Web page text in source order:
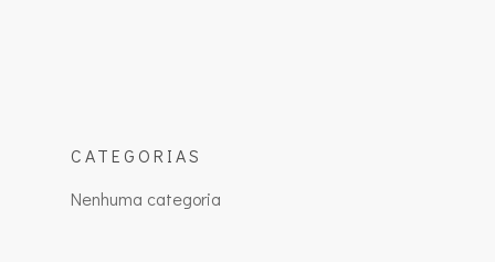
CATEGORIAS
Nenhuma categoria